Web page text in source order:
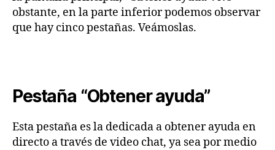
obstante, en la parte inferior podemos observar
que hay cinco pestañas. Veámoslas.
Pestaña “Obtener ayuda”
Esta pestaña es la dedicada a obtener ayuda en
directo a través de video chat, ya sea por medio